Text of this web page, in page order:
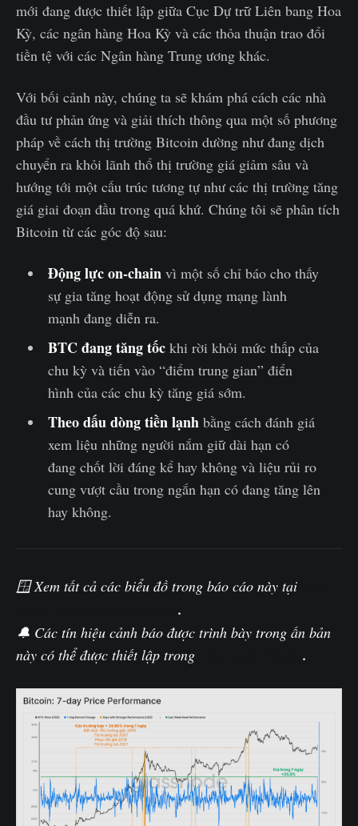
mới đang được thiết lập giữa Cục Dự trữ Liên bang Hoa
Kỳ, các ngân hàng Hoa Kỳ và các thỏa thuận trao đổi
tiền tệ với các Ngân hàng Trung ương khác.
Với bối cảnh này, chúng ta sẽ khám phá cách các nhà
đầu tư phản ứng và giải thích thông qua một số phương
pháp về cách thị trường Bitcoin dường như đang dịch
chuyển ra khỏi lãnh thổ thị trường giá giảm sâu và
hướng tới một cấu trúc tương tự như các thị trường tăng
giá giai đoạn đầu trong quá khứ. Chúng tôi sẽ phân tích
Bitcoin từ các góc độ sau:
Động lực on-chainvì một số chỉ báo cho thấy
sự gia tăng hoạt động sử dụng mạng lành
mạnh đang diễn ra.
BTC đang tăng tốckhi rời khỏi mức thấp của
chu kỳ và tiến vào “điểm trung gian” điển
hình của các chu kỳ tăng giá sớm.
Theo dấu dòng tiền lạnhbằng cách đánh giá
xem liệu những người nắm giữ dài hạn có
đang chốt lời đáng kể hay không và liệu rủi ro
cung vượt cầu trong ngắn hạn có đang tăng lên
hay không.
🪟 Xem tất cả các biểu đồ trong báo cáo này tại
.
🔔 Các tín hiệu cảnh báo được trình bày trong ấn bản
này có thể được thiết lập trong
.